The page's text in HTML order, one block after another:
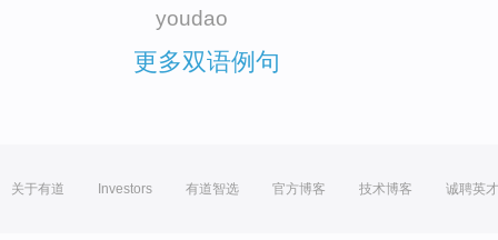
youdao
更多双语例句
关于有道 Investors 有道智选 官方博客 技术博客 诚聘英才